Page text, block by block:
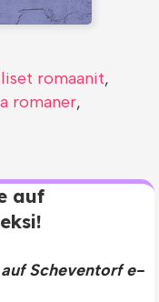
auf
Scheventorf e-
romaanit,
romaner,